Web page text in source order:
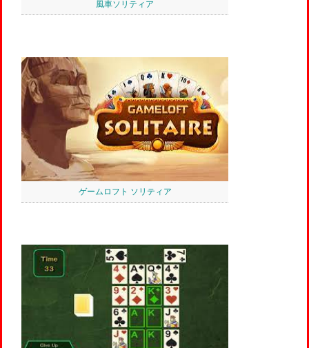
風車ソリティア
ゲームロフト ソリティア